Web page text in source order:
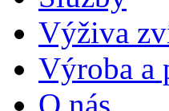
Výživa
Výroba a